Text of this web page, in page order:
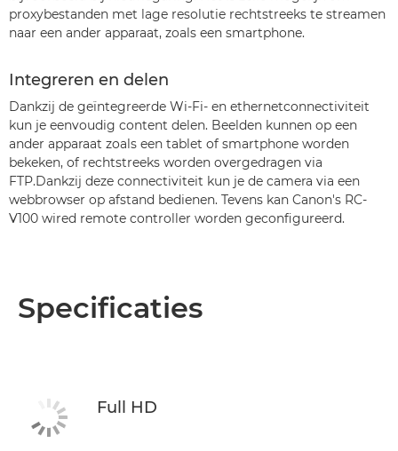
proxybestanden met lage resolutie rechtstreeks te streamen
naar een ander apparaat, zoals een smartphone.
Integreren en delen
Dankzij de geïntegreerde Wi-Fi- en ethernetconnectiviteit
kun je eenvoudig content delen. Beelden kunnen op een
ander apparaat zoals een tablet of smartphone worden
bekeken, of rechtstreeks worden overgedragen via
FTP.Dankzij deze connectiviteit kun je de camera via een
webbrowser op afstand bedienen. Tevens kan Canon's RC-
V100 wired remote controller worden geconfigureerd.
Specificaties
Full HD